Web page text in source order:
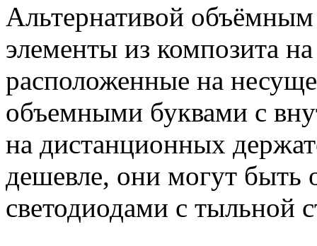
Альтернативой
элементы из композита
расположенные на
объемными буквами с
на дистанционных
дешевле, они могут быть
светодиодами с тыльной